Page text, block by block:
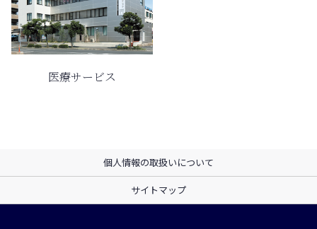
医療サービス
個人情報の取扱いについて
サイトマップ